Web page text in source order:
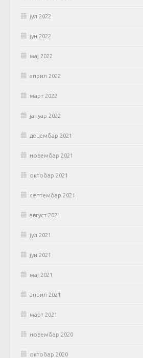
јул 2022
јун 2022
мај 2022
април 2022
март 2022
јануар 2022
децембар 2021
новембар 2021
октобар 2021
септембар 2021
август 2021
јул 2021
јун 2021
мај 2021
април 2021
март 2021
новембар 2020
октобар 2020